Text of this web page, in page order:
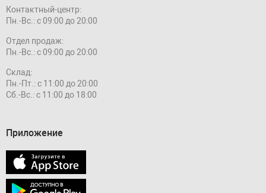
Контактный-центр:
Пн.-Вс.: с 09:00 до 20:00
Отдел продаж:
Пн.-Вс.: с 09:00 до 20:00
Склад:
Пн.-Пт.: с 11:00 до 20:00
Сб.-Вс.: с 11:00 до 18:00
Приложение